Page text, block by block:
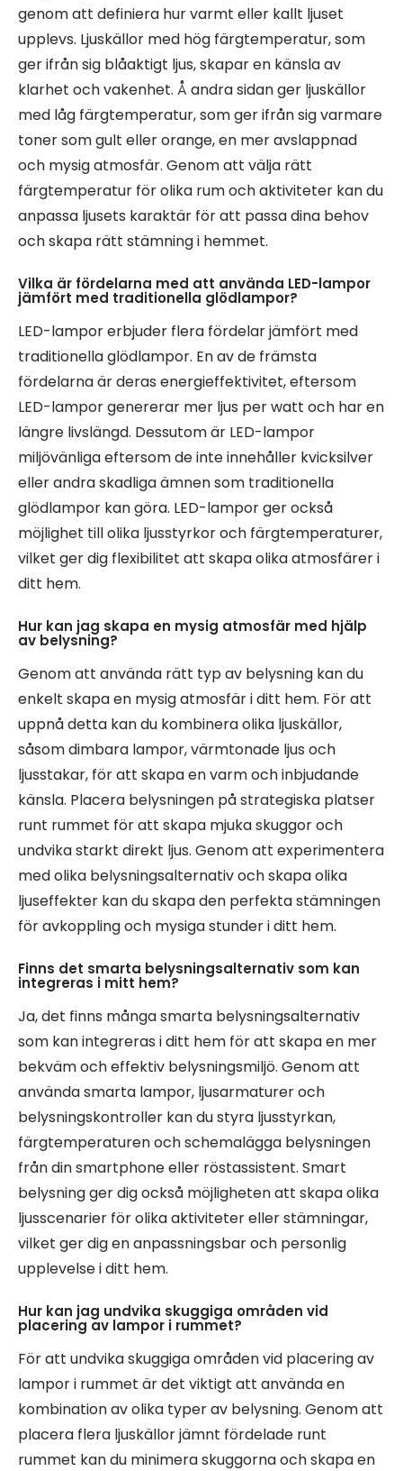
genom att definiera hur varmt eller kallt ljuset
upplevs. Ljuskällor med hög färgtemperatur, som
ger ifrån sig blåaktigt ljus, skapar en känsla av
klarhet och vakenhet. Å andra sidan ger ljuskällor
med låg färgtemperatur, som ger ifrån sig varmare
toner som gult eller orange, en mer avslappnad
och mysig atmosfär. Genom att välja rätt
färgtemperatur för olika rum och aktiviteter kan du
anpassa ljusets karaktär för att passa dina behov
och skapa rätt stämning i hemmet.
Vilka är fördelarna med att använda LED-lampor
jämfört med traditionella glödlampor?
LED-lampor erbjuder flera fördelar jämfört med
traditionella glödlampor. En av de främsta
fördelarna är deras energieffektivitet, eftersom
LED-lampor genererar mer ljus per watt och har en
längre livslängd. Dessutom är LED-lampor
miljövänliga eftersom de inte innehåller kvicksilver
eller andra skadliga ämnen som traditionella
glödlampor kan göra. LED-lampor ger också
möjlighet till olika ljusstyrkor och färgtemperaturer,
vilket ger dig flexibilitet att skapa olika atmosfärer i
ditt hem.
Hur kan jag skapa en mysig atmosfär med hjälp
av belysning?
Genom att använda rätt typ av belysning kan du
enkelt skapa en mysig atmosfär i ditt hem. För att
uppnå detta kan du kombinera olika ljuskällor,
såsom dimbara lampor, värmtonade ljus och
ljusstakar, för att skapa en varm och inbjudande
känsla. Placera belysningen på strategiska platser
runt rummet för att skapa mjuka skuggor och
undvika starkt direkt ljus. Genom att experimentera
med olika belysningsalternativ och skapa olika
ljuseffekter kan du skapa den perfekta stämningen
för avkoppling och mysiga stunder i ditt hem.
Finns det smarta belysningsalternativ som kan
integreras i mitt hem?
Ja, det finns många smarta belysningsalternativ
som kan integreras i ditt hem för att skapa en mer
bekväm och effektiv belysningsmiljö. Genom att
använda smarta lampor, ljusarmaturer och
belysningskontroller kan du styra ljusstyrkan,
färgtemperaturen och schemalägga belysningen
från din smartphone eller röstassistent. Smart
belysning ger dig också möjligheten att skapa olika
ljusscenarier för olika aktiviteter eller stämningar,
vilket ger dig en anpassningsbar och personlig
upplevelse i ditt hem.
Hur kan jag undvika skuggiga områden vid
placering av lampor i rummet?
För att undvika skuggiga områden vid placering av
lampor i rummet är det viktigt att använda en
kombination av olika typer av belysning. Genom att
placera flera ljuskällor jämnt fördelade runt
rummet kan du minimera skuggorna och skapa en